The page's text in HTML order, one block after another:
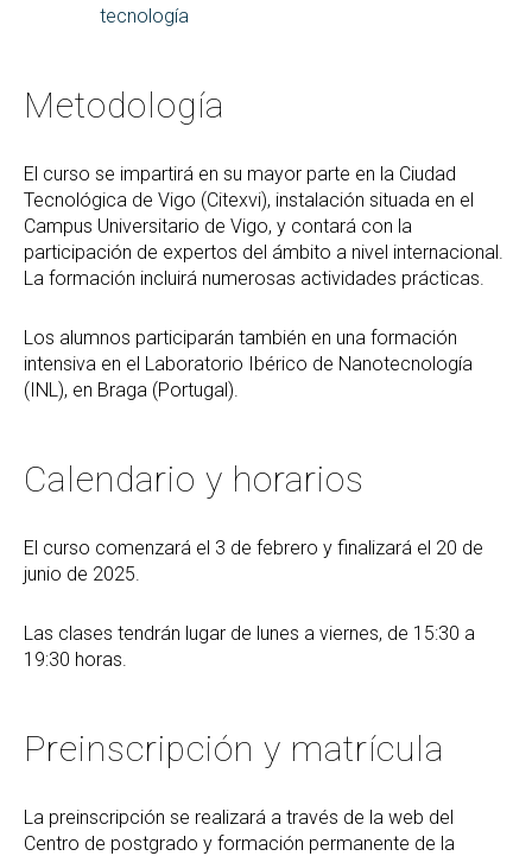
tecnología
Metodología
El curso se impartirá en su mayor parte en la Ciudad
Tecnológica de Vigo (Citexvi), instalación situada en el
Campus Universitario de Vigo, y contará con la
participación de expertos del ámbito a nivel internacional.
La formación incluirá numerosas actividades prácticas.
Los alumnos participarán también en una formación
intensiva en el Laboratorio Ibérico de Nanotecnología
(INL), en Braga (Portugal).
Calendario y horarios
El curso comenzará el 3 de febrero y finalizará el 20 de
junio de 2025.
Las clases tendrán lugar de lunes a viernes, de 15:30 a
19:30 horas.
Preinscripción y matrícula
La preinscripción se realizará a través de la web del
Centro de postgrado y formación permanente de la